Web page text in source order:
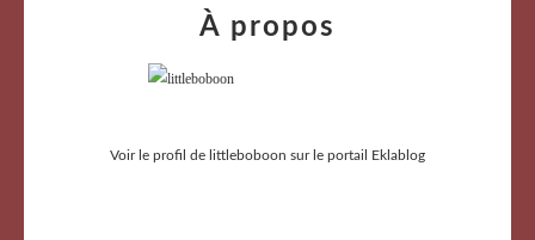
À propos
Voir le profil de littleboboon sur le portail Eklablog